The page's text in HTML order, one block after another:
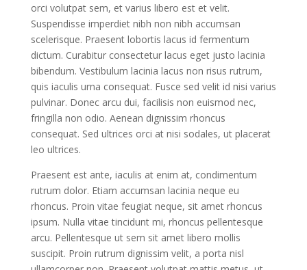
orci volutpat sem, et varius libero est et velit.
Suspendisse imperdiet nibh non nibh accumsan
scelerisque. Praesent lobortis lacus id fermentum
dictum. Curabitur consectetur lacus eget justo lacinia
bibendum. Vestibulum lacinia lacus non risus rutrum,
quis iaculis urna consequat. Fusce sed velit id nisi varius
pulvinar. Donec arcu dui, facilisis non euismod nec,
fringilla non odio. Aenean dignissim rhoncus
consequat. Sed ultrices orci at nisi sodales, ut placerat
leo ultrices.
Praesent est ante, iaculis at enim at, condimentum
rutrum dolor. Etiam accumsan lacinia neque eu
rhoncus. Proin vitae feugiat neque, sit amet rhoncus
ipsum. Nulla vitae tincidunt mi, rhoncus pellentesque
arcu. Pellentesque ut sem sit amet libero mollis
suscipit. Proin rutrum dignissim velit, a porta nisl